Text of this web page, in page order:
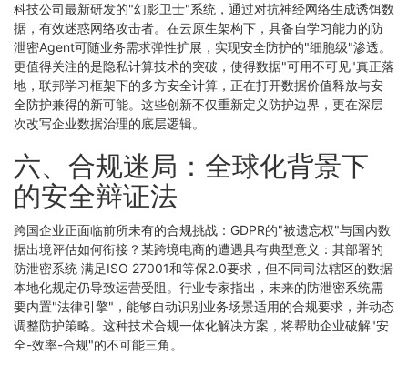
科技公司最新研发的"幻影卫士"系统，通过对抗神经网络生成诱饵数
据，有效迷惑网络攻击者。在云原生架构下，具备自学习能力的防
泄密Agent可随业务需求弹性扩展，实现安全防护的"细胞级"渗透。
更值得关注的是隐私计算技术的突破，使得数据"可用不可见"真正落
地，联邦学习框架下的多方安全计算，正在打开数据价值释放与安
全防护兼得的新可能。这些创新不仅重新定义防护边界，更在深层
次改写企业数据治理的底层逻辑。
六、合规迷局：全球化背景下
的安全辩证法
跨国企业正面临前所未有的合规挑战：GDPR的"被遗忘权"与国内数
据出境评估如何衔接？某跨境电商的遭遇具有典型意义：其部署的
防泄密系统 满足ISO 27001和等保2.0要求，但不同司法辖区的数据
本地化规定仍导致运营受阻。行业专家指出，未来的防泄密系统需
要内置"法律引擎"，能够自动识别业务场景适用的合规要求，并动态
调整防护策略。这种技术合规一体化解决方案，将帮助企业破解"安
全-效率-合规"的不可能三角。